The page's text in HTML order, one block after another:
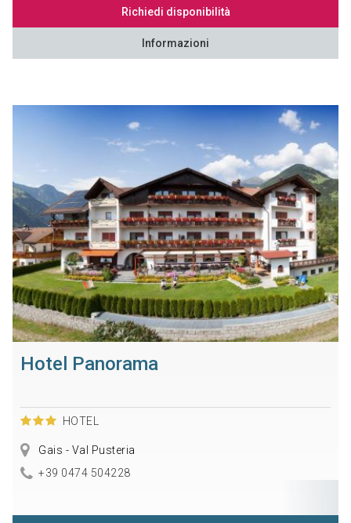
Richiedi disponibilità
Informazioni
Hotel Panorama
HOTEL
Gais - Val Pusteria
+39 0474 504228